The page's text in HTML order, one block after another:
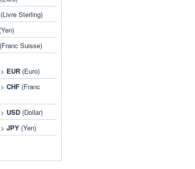
(Livre Sterling)
(Yen)
(Franc Suisse)
EUR (Euro)
>CHF (Franc
USD (Dollar)
>JPY (Yen)